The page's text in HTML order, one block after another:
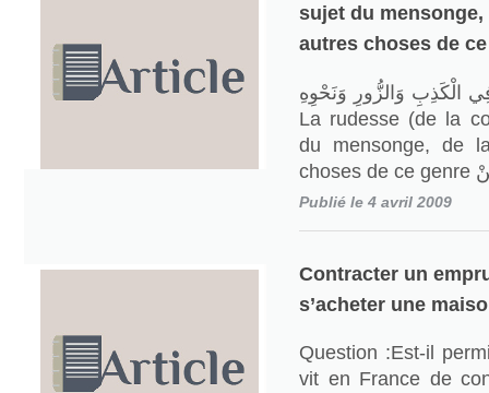
sujet du
autres choses de
الْكَذِبِ وَالزُّورِ وَنَحْوِهِ
La rudesse (de la
du mensonge, de
Publié le 4 avril 2009
Contracter un
s’acheter une
Question :Est-il
vit en France de